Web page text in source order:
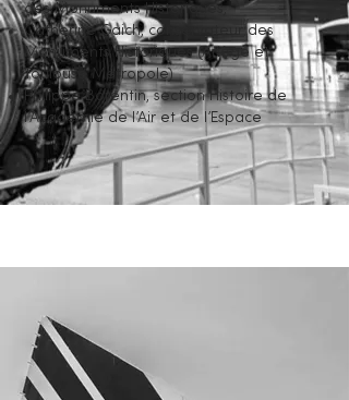
des Monuments Historiques,
Catherine Gaich, conservateur des
Monuments Historiques (Ariège et
Toulouse Métropole)
Philippe Borentin, section Histoire de
l’Académie de l’Air et de l’Espace​​​